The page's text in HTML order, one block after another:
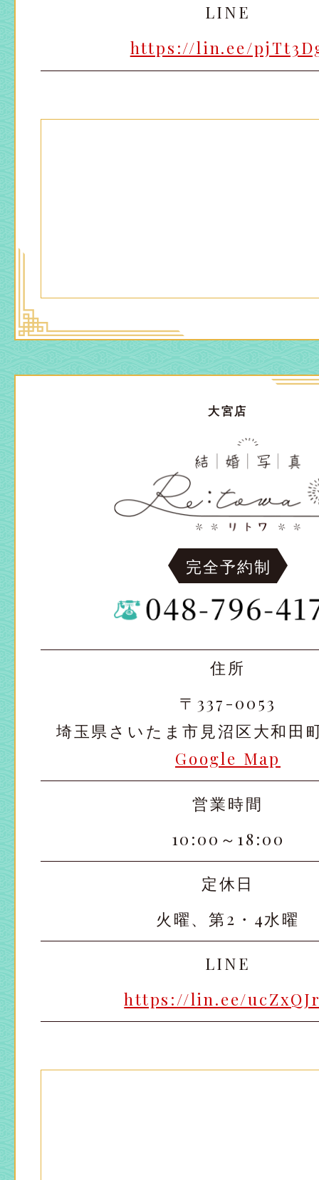
大宮店
大宮店
LINE
https://lin.ee/
大宮店
完全予約制
住所
〒337-0053
埼玉県さいたま市見沼区大和田
Google Map
営業時間
10:00～18:00
定休日
火曜、第2・4水曜
LINE
https://lin.ee/